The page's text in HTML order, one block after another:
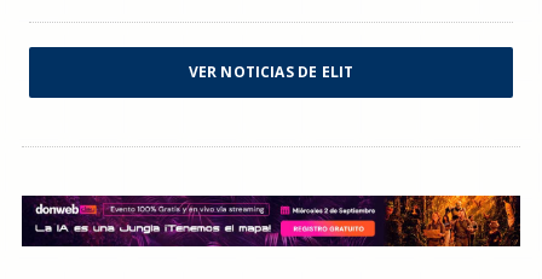
VER NOTICIAS DE ELIT